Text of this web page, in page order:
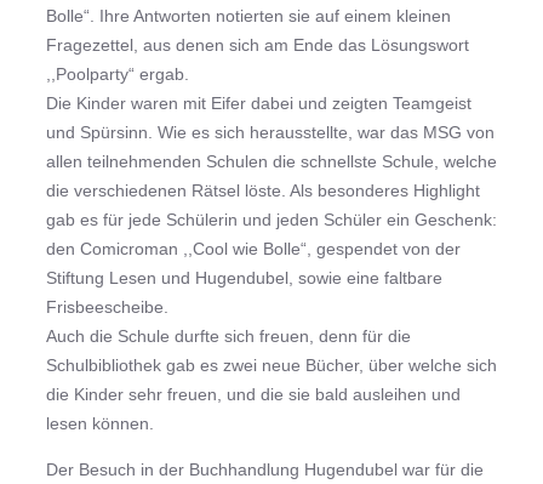
Bolle“. Ihre Antworten notierten sie auf einem kleinen
Fragezettel, aus denen sich am Ende das Lösungswort
,,Poolparty“ ergab.
Die Kinder waren mit Eifer dabei und zeigten Teamgeist
und Spürsinn. Wie es sich herausstellte, war das MSG von
allen teilnehmenden Schulen die schnellste Schule, welche
die verschiedenen Rätsel löste. Als besonderes Highlight
gab es für jede Schülerin und jeden Schüler ein Geschenk:
den Comicroman ,,Cool wie Bolle“, gespendet von der
Stiftung Lesen und Hugendubel, sowie eine faltbare
Frisbeescheibe.
Auch die Schule durfte sich freuen, denn für die
Schulbibliothek gab es zwei neue Bücher, über welche sich
die Kinder sehr freuen, und die sie bald ausleihen und
lesen können.
Der Besuch in der Buchhandlung Hugendubel war für die